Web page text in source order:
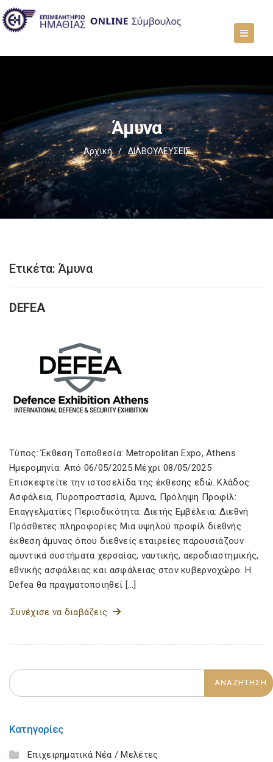
Άμυνα
Αρχική / ΔΙΑΒΟΥΛΕΥΣΕΙΣ
Ετικέτα:Άμυνα
DEFEA
Τύπος: Έκθεση Τοποθεσία: Metropolitan Expo, Athens
Ημερομηνία: Από 06/05/2025 Μέχρι 08/05/2025
Επισκεφτείτε την ιστοσελίδα της έκθεσης εδώ. Κλάδος:
Ασφάλεια, Πυροπροστασία, Άμυνα, Πρόληψη Προφίλ:
Επαγγελματίες Περιοδικότητα: Διετής Εμβέλεια: Διεθνή
Πρόσθετες πληροφορίες Μια υψηλού προφίλ διεθνής
έκθεση άμυνας όπου διεθνείς εταιρείες παρουσιάζουν
αμυντικά συστήματα χερσαίας, ναυτικής, αεροδιαστημικής,
εθνικής ασφάλειας και ασφάλειας στον κυβερνοχώρο. Η
Defea θα πραγματοποιηθεί […]
Συνέχισε να διαβάζεις
Κατηγορίες
Επιχειρηματικά Νέα / Μελέτες